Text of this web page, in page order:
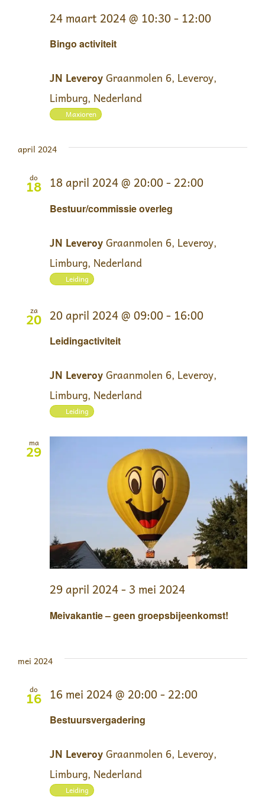
Bingo activiteit
24 maart 2024 @ 10:30- 12:00
JN LeveroyGraanmolen 6, Leveroy,
Limburg, Nederland
Maxioren
april 2024
do
18
Bestuur/commissie overleg
18 april 2024 @ 20:00- 22:00
JN LeveroyGraanmolen 6, Leveroy,
Limburg, Nederland
Leiding
za
20
Leidingactiviteit
20 april 2024 @ 09:00- 16:00
JN LeveroyGraanmolen 6, Leveroy,
Limburg, Nederland
Leiding
ma
29
Meivakantie – geen groepsbijeenkomst!
29 april 2024- 3 mei 2024
mei 2024
do
16
Bestuursvergadering
16 mei 2024 @ 20:00- 22:00
JN LeveroyGraanmolen 6, Leveroy,
Limburg, Nederland
Leiding